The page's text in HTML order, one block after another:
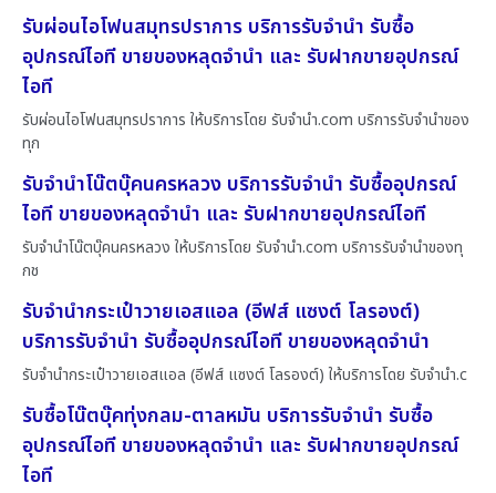
รับผ่อนไอโฟนสมุทรปราการ บริการรับจำนำ รับซื้อ
อุปกรณ์ไอที ขายของหลุดจำนำ และ รับฝากขายอุปกรณ์
ไอที
รับผ่อนไอโฟนสมุทรปราการ ให้บริการโดย รับจํานํา.com บริการรับจำนำของ
ทุก
รับจำนำโน๊ตบุ๊คนครหลวง บริการรับจำนำ รับซื้ออุปกรณ์
ไอที ขายของหลุดจำนำ และ รับฝากขายอุปกรณ์ไอที
รับจำนำโน๊ตบุ๊คนครหลวง ให้บริการโดย รับจํานํา.com บริการรับจำนำของทุ
กช
รับจำนำกระเป๋าวายเอสแอล (อีฟส์ แซงต์ โลรองต์)
บริการรับจำนำ รับซื้ออุปกรณ์ไอที ขายของหลุดจำนำ
รับจำนำกระเป๋าวายเอสแอล (อีฟส์ แซงต์ โลรองต์) ให้บริการโดย รับจํานํา.c
รับซื้อโน๊ตบุ๊คทุ่งกลม-ตาลหมัน บริการรับจำนำ รับซื้อ
อุปกรณ์ไอที ขายของหลุดจำนำ และ รับฝากขายอุปกรณ์
ไอที